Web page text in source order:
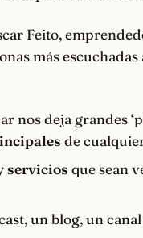
Feito,
más
nos deja grandes
de
servicios que sean
un blog, un